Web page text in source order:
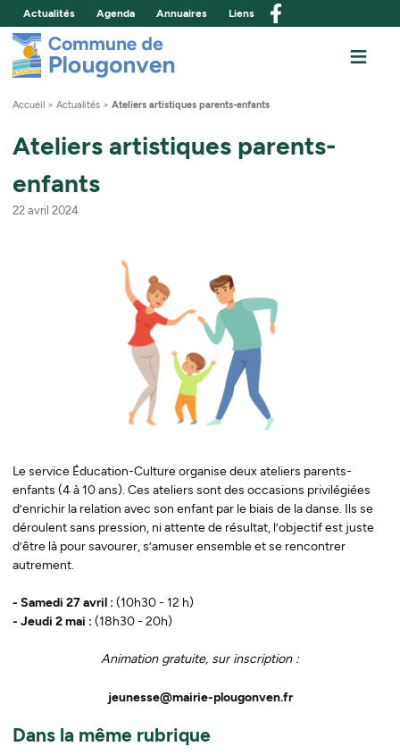
Actualités Agenda Annuaires Liens
Commune de ≡
Accueil >Actualités >Ateliers artistiques parents-enfants
Ateliers artistiques parents-
enfants
22 avril 2024
Le service Éducation-Culture organise deux ateliers parents-
enfants (4 à 10 ans). Ces ateliers sont des occasions privilégiées
d’enrichir la relation avec son enfant par le biais de la danse. Ils se
déroulent sans pression, ni attente de résultat, l’objectif est juste
d’être là pour savourer, s’amuser ensemble et se rencontrer
autrement.
- Samedi 27 avril :(10h30 - 12 h)
- Jeudi 2 mai :(18h30 - 20h)
Animation gratuite, sur inscription :
jeunesse@mairie-plougonven.fr
Dans la même rubrique